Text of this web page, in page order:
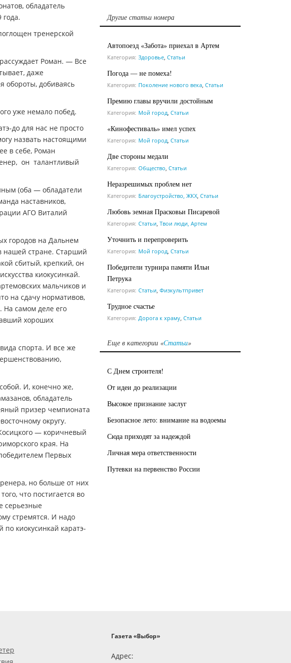
обладатель
года.
тренерской
Роман. — Все
даже
обороты, добиваясь
уже немало побед.
до для нас не просто
назвать настоящими
в себе, Роман
он талантливый
(оба — обладатели
наставников,
АГО Виталий
городов на Дальнем
нашей стране. Старший
сбитый, крепкий, он
киокусинкай.
мальчиков и
на сдачу нормативов,
На самом деле его
хороших
спорта. И все же
И, конечно же,
обладатель
призер чемпионата
округу.
— коричневый
края. На
Первых
но больше от них
что постигается во
серьезные
стремятся. И надо
по киокусинкай каратэ-
Другие статьи номера
Автопоезд «Забота» приехал в Артем
Категория: Здоровье Статьи
Погода — не помеха!
Категория: Поколение нового века Статьи
Премию главы вручили достойным
Категория: Мой город Статьи
«Кинофестиваль» имел успех
Категория: Мой город Статьи
Две стороны медали
Категория: Общество Статьи
Неразрешимых проблем нет
Категория: Благоустройство, ЖКХ Статьи
Любовь земная Прасковьи Писаревой
Категория: Статьи Твои люди, Артем
Уточнить и перепроверить
Категория: Мой город Статьи
Победители турнира памяти Ильи
Петрука
Категория: Статьи Физкультпривет
Трудное счастье
Категория: Дорога к храму Статьи
Еще в категории «Статьи»
С Днем строителя!
От идеи до реализации
Высокое признание заслуг
Безопасное лето: внимание на водоемы
Сюда приходят за надеждой
Личная мера ответственности
Путевки на первенство России
Газета «Выбор»
Адрес: